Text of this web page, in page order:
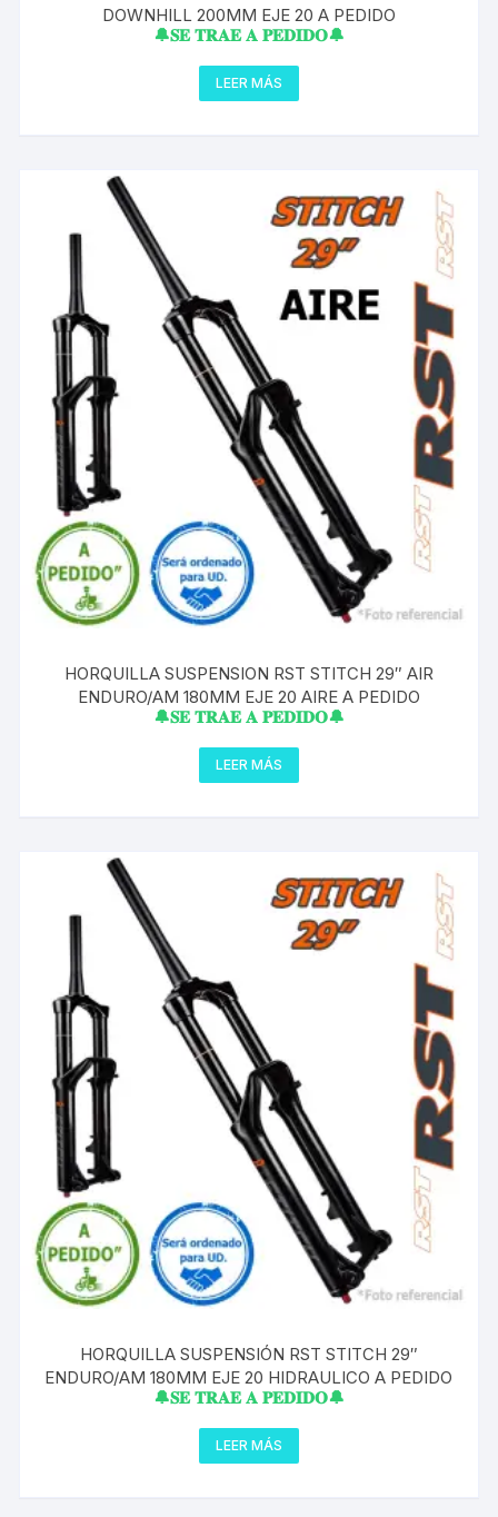
DOWNHILL 200MM EJE 20 A PEDIDO
🔔𝐒𝐄 𝐓𝐑𝐀𝐄 𝐀 𝐏𝐄𝐃𝐈𝐃𝐎🔔
LEER MÁS
HORQUILLA SUSPENSION RST STITCH 29″ AIR
ENDURO/AM 180MM EJE 20 AIRE A PEDIDO
🔔𝐒𝐄 𝐓𝐑𝐀𝐄 𝐀 𝐏𝐄𝐃𝐈𝐃𝐎🔔
LEER MÁS
HORQUILLA SUSPENSIÓN RST STITCH 29″
ENDURO/AM 180MM EJE 20 HIDRAULICO A PEDIDO
🔔𝐒𝐄 𝐓𝐑𝐀𝐄 𝐀 𝐏𝐄𝐃𝐈𝐃𝐎🔔
LEER MÁS